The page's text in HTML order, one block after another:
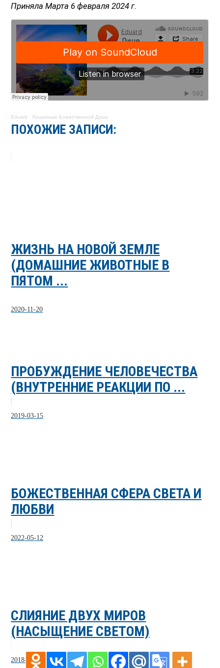
Приняла Марта 6 февраля 2024 г.
Eduard · Лишенные Божественной Души
ПОХОЖИЕ ЗАПИСИ:
ЖИЗНЬ НА НОВОЙ ЗЕМЛЕ
(ДОМАШНИЕ ЖИВОТНЫЕ В
ПЯТОМ ...
2020-11-20
ПРОБУЖДЕНИЕ ЧЕЛОВЕЧЕСТВА
(ВНУТРЕННИЕ РЕАКЦИИ ПО ...
2019-03-15
БОЖЕСТВЕННАЯ СФЕРА СВЕТА И
ЛЮБВИ
2022-05-12
СЛИЯНИЕ ДВУХ МИРОВ
(НАСЫЩЕНИЕ СВЕТОМ)
2018-09-30